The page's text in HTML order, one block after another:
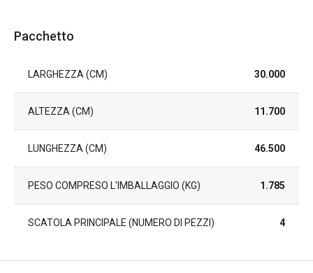
Pacchetto
LARGHEZZA (CM) 30.000
ALTEZZA (CM) 11.700
LUNGHEZZA (CM) 46.500
PESO COMPRESO L'IMBALLAGGIO (KG) 1.785
SCATOLA PRINCIPALE (NUMERO DI PEZZI) 4